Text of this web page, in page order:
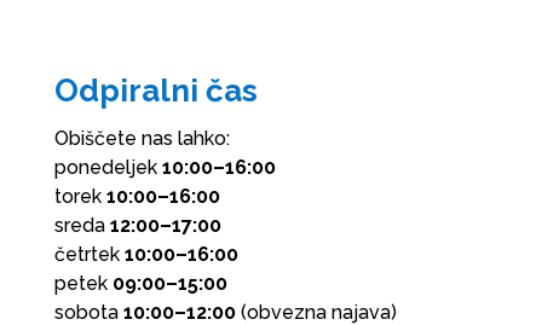
Odpiralni čas
Obiščete nas lahko:
ponedeljek 10:00–16:00
torek 10:00–16:00
sreda 12:00–17:00
četrtek 10:00–16:00
petek 09:00–15:00
sobota 10:00–12:00(obvezna najava)